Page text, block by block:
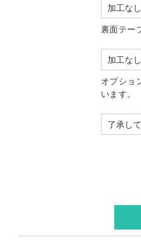
裏面テー
オプショ
います。